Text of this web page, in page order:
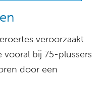
veroorzaakt
bij 75-plussers
door een